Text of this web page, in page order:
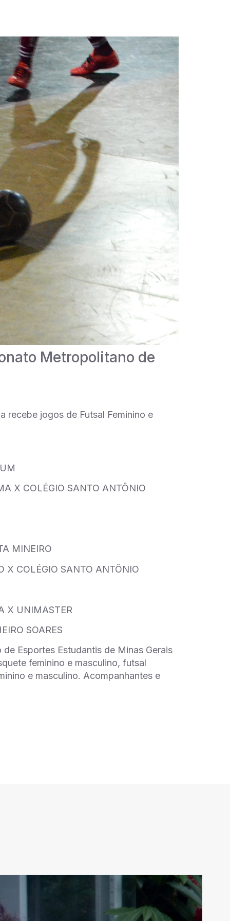
Metropolitano de
recebe jogos de Futsal Feminino e
X COLÉGIO SANTO ANTÔNIO
MINEIRO
X COLÉGIO SANTO ANTÔNIO
X UNIMASTER
SOARES
Esportes Estudantis de Minas Gerais
feminino e masculino, futsal
e masculino. Acompanhantes e